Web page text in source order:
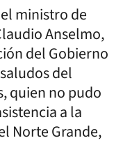
ministro de
Anselmo,
del Gobierno
del
quien no pudo
a la
Norte Grande,